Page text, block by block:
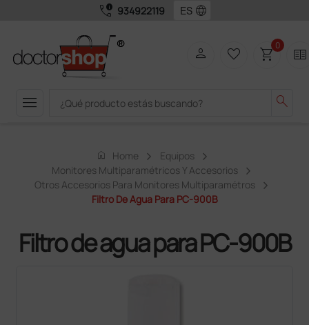
call_quality 934922119 language
menu search
person favorite_border shopping_cart0 two_pager
home Home
Equipos
Monitores Multiparamétricos Y Accesorios
Otros Accesorios Para Monitores Multiparamétros
Filtro De Agua Para PC-900B
Filtro de agua para PC-900B